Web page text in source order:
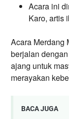
Acara ini
Karo, artis
Acara Merdang
berjalan
ajang untuk
merayakan
BACA JUGA